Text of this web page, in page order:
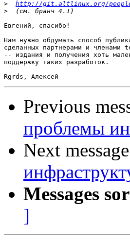
>
http://git.altlinux.org/people/
>
Евгений, спасибо!
Нам нужно обдумать способ
сделанных партнерами и членами
-- издания и получения хоть
поддержку таких разработок.
Previous
проблемы
Next
Messages
]